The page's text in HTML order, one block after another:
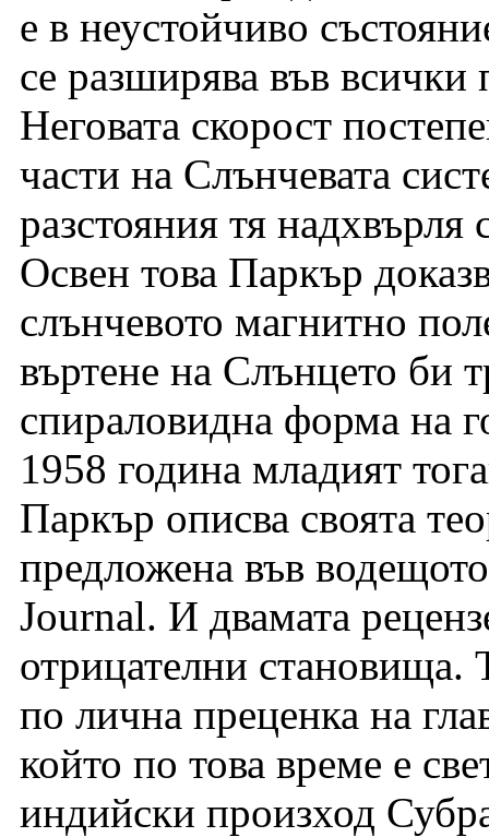
е в неустойчиво
се разширява във всички
Неговата скорост
части на Слънчевата
разстояния тя надхвърля
Освен това Паркър
слънчевото магнитно
въртене на Слънцето би
спираловидна форма на
1958 година младият
Паркър описва своята
предложена във
Journal. И двамата
отрицателни становища.
по лична преценка на
който по това време е
индийски произход